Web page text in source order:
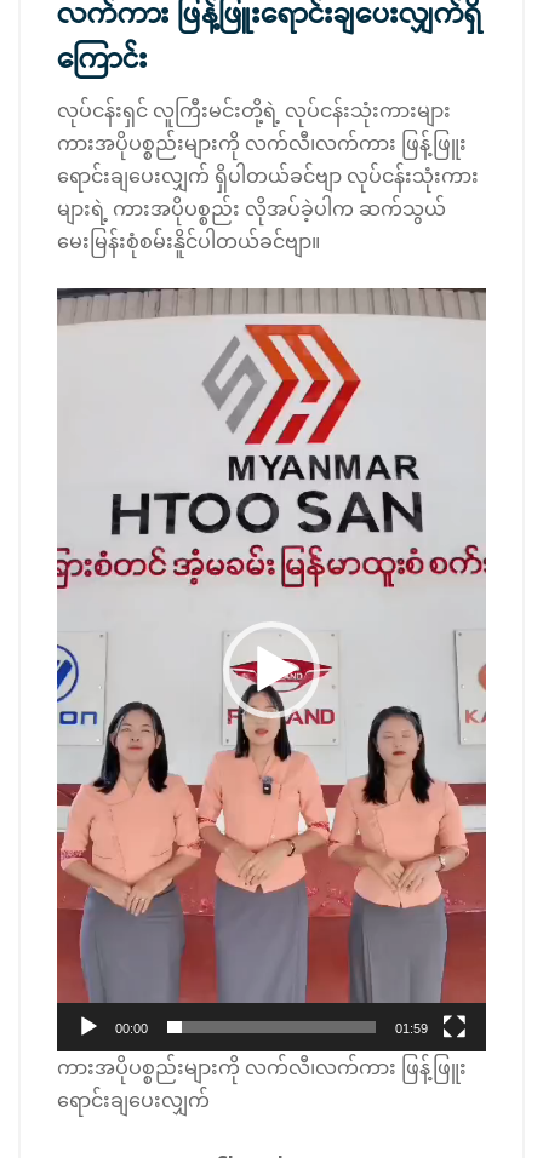
လက်ကား ဖြန့်ဖြူးရောင်းချပေးလျှက်ရှိ
ကြောင်း
လုပ်ငန်းရှင် လူကြီးမင်းတို့ရဲ့ လုပ်ငန်းသုံးကားများ
ကားအပိုပစ္စည်းများကို လက်လီ၊လက်ကား ဖြန့်ဖြူး
ရောင်းချပေးလျှက် ရှိပါတယ်ခင်ဗျာ လုပ်ငန်းသုံးကား
များရဲ့ ကားအပိုပစ္စည်း လိုအပ်ခဲ့ပါက ဆက်သွယ်
မေးမြန်းစုံစမ်းနိူင်ပါတယ်ခင်ဗျာ။
Video
00:00 01:59
ကားအပိုပစ္စည်းများကို လက်လီ၊လက်ကား ဖြန့်ဖြူး
ရောင်းချပေးလျှက်